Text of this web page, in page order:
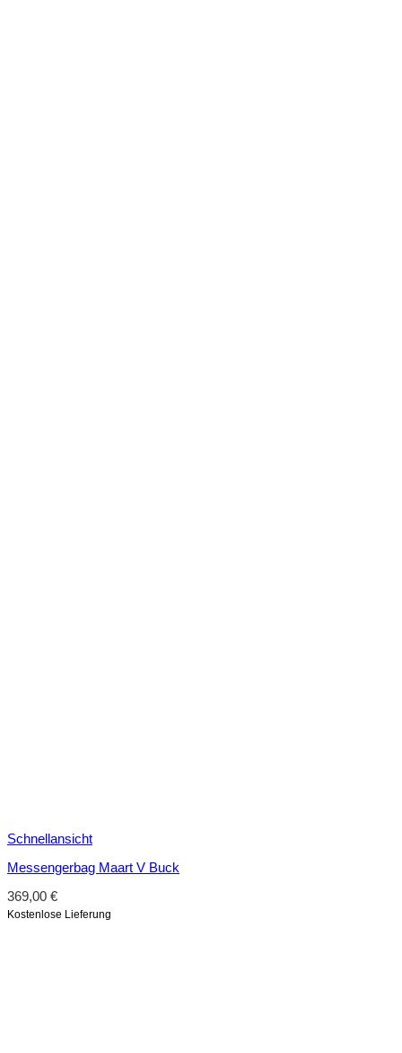
Schnellansicht
Messengerbag Maart V Buck
369,00 €
Kostenlose Lieferung